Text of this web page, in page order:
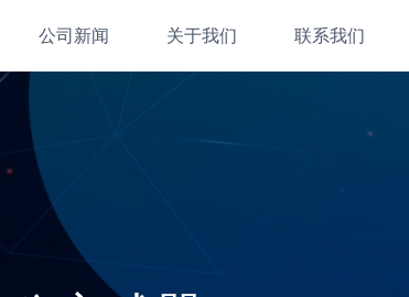
公司新闻 关于我们 联系我们